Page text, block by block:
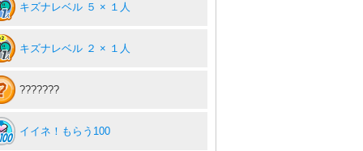
キズナレベル ５ × １人
キズナレベル ２ × １人
???????
イイネ！もらう100